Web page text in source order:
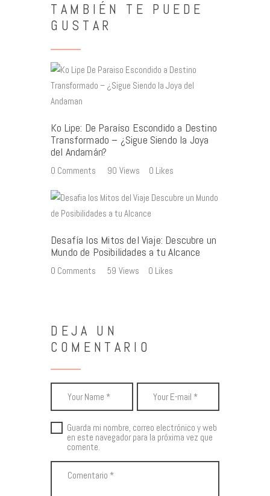
TAMBIÉN TE PUEDE
GUSTAR
Ko Lipe: De Paraíso Escondido a Destino
Transformado – ¿Sigue Siendo la Joya
del Andamán?
0 Comments 90 Views 0 Likes
Desafía los Mitos del Viaje: Descubre un
Mundo de Posibilidades a tu Alcance
0 Comments 59 Views 0 Likes
DEJA UN
COMENTARIO
Guarda mi nombre, correo electrónico y web
en este navegador para la próxima vez que
comente.